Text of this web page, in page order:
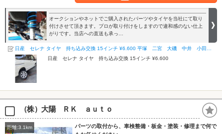
オークションやネットでご購入されたパーツやタイヤを当社にて取り
付けさせて頂きます。プロが取り付けをしますので違和感のない仕上
がりです。当店への直送も承っ…
日産 セレナ タイヤ 持ち込み交換 15インチ ¥6.600
（株）大陽 ＲＫ ａｕｔｏ
距離:3.1km
パーツの取付から、車検整備・板金・塗装・修理まで何で